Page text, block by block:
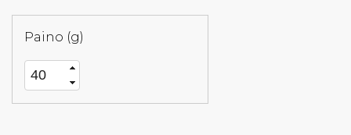
Paino (g)